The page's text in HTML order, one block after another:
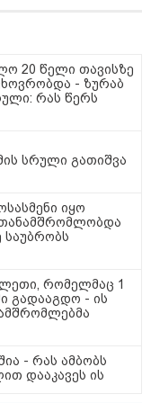
1540.90
856.40
1768.50 ლარიდან
20 წელი თავისზე
- ზურაბ
რას წერს
სრული გათიშვა
იყო
თანამშრომლობდა
რომელმაც 1
გადააგდო - ის
- რას ამბობს
დააკავეს ის